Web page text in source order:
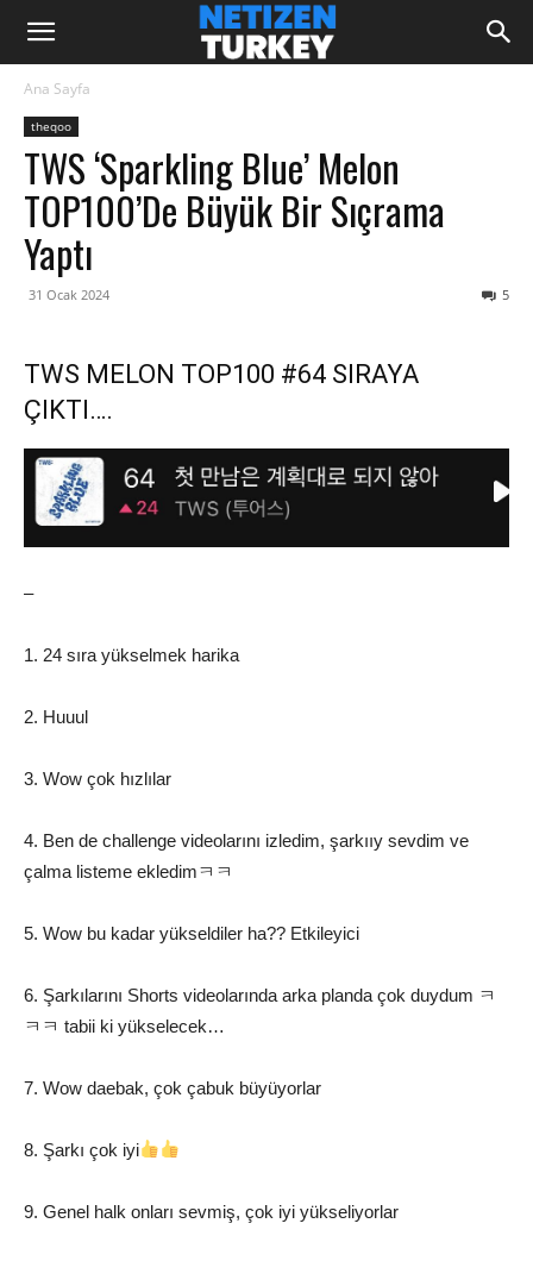
Ana Sayfa
theqoo
TWS ‘Sparkling Blue’ Melon
TOP100’de Büyük Bir Sıçrama
Yaptı
31 Ocak 2024 5
TWS MELON TOP100 #64 SIRAYA
ÇIKTI….
–
1. 24 sıra yükselmek harika
2. Huuul
3. Wow çok hızlılar
4. Ben de challenge videolarını izledim, şarkııy sevdim ve
çalma listeme ekledimㅋㅋ
5. Wow bu kadar yükseldiler ha?? Etkileyici
6. Şarkılarını Shorts videolarında arka planda çok duydum ㅋ
ㅋㅋ tabii ki yükselecek…
7. Wow daebak, çok çabuk büyüyorlar
8. Şarkı çok iyi
9. Genel halk onları sevmiş, çok iyi yükseliyorlar